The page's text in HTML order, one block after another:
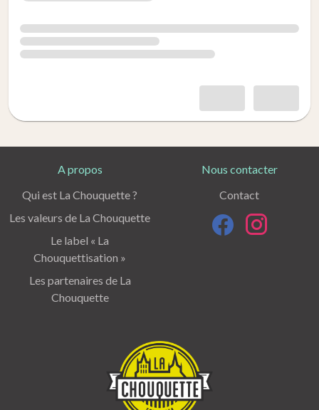
A propos
Qui est La Chouquette ?
Les valeurs de La Chouquette
Le label « La
Chouquettisation »
Les partenaires de La
Chouquette
Nous contacter
Contact